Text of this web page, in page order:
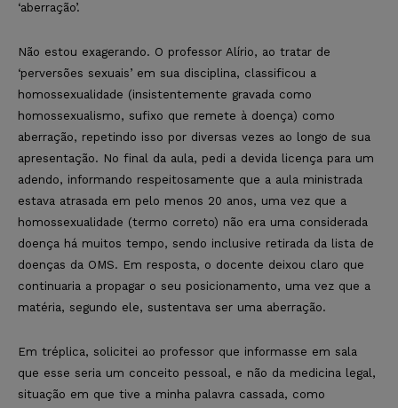
‘aberração’.
Não estou exagerando. O professor Alírio, ao tratar de
‘perversões sexuais’ em sua disciplina, classificou a
homossexualidade (insistentemente gravada como
homossexualismo, sufixo que remete à doença) como
aberração, repetindo isso por diversas vezes ao longo de sua
apresentação. No final da aula, pedi a devida licença para um
adendo, informando respeitosamente que a aula ministrada
estava atrasada em pelo menos 20 anos, uma vez que a
homossexualidade (termo correto) não era uma considerada
doença há muitos tempo, sendo inclusive retirada da lista de
doenças da OMS. Em resposta, o docente deixou claro que
continuaria a propagar o seu posicionamento, uma vez que a
matéria, segundo ele, sustentava ser uma aberração.
Em tréplica, solicitei ao professor que informasse em sala
que esse seria um conceito pessoal, e não da medicina legal,
situação em que tive a minha palavra cassada, como